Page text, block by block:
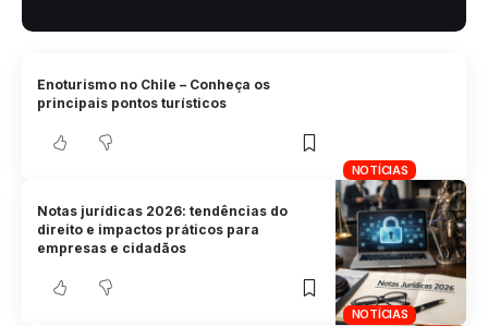
NOTÍCIAS
Enoturismo no Chile – Conheça os
principais pontos turísticos
NOTÍCIAS
Notas jurídicas 2026: tendências do
direito e impactos práticos para
empresas e cidadãos